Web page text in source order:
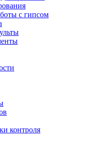
с гипсом
контроля